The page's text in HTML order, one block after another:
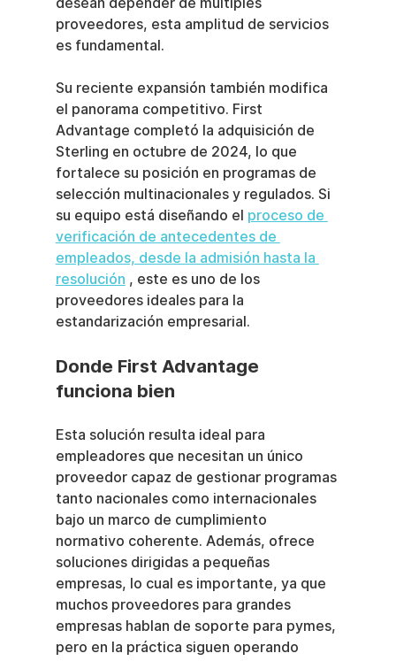
proveedores, esta amplitud de servicios
es fundamental.
Su reciente expansión también modifica
el panorama competitivo. First
Advantage completó la adquisición de
Sterling en octubre de 2024, lo que
fortalece su posición en programas de
selección multinacionales y regulados. Si
su equipo está diseñando el proceso de
verificación de antecedentes de
empleados, desde la admisión hasta la
resolución , este es uno de los
proveedores ideales para la
estandarización empresarial.
Donde First Advantage
funciona bien
Esta solución resulta ideal para
empleadores que necesitan un único
proveedor capaz de gestionar programas
tanto nacionales como internacionales
bajo un marco de cumplimiento
normativo coherente. Además, ofrece
soluciones dirigidas a pequeñas
empresas, lo cual es importante, ya que
muchos proveedores para grandes
empresas hablan de soporte para pymes,
pero en la práctica siguen operando